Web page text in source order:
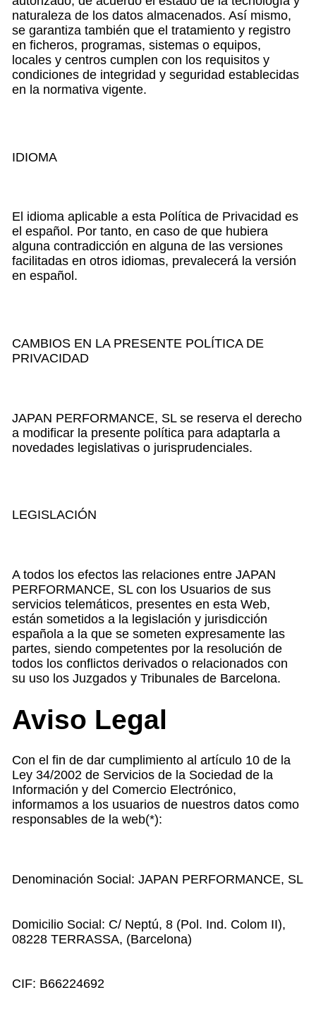
naturaleza de los datos almacenados. Así mismo,
se garantiza también que el tratamiento y registro
en ficheros, programas, sistemas o equipos,
locales y centros cumplen con los requisitos y
condiciones de integridad y seguridad establecidas
en la normativa vigente.
IDIOMA
El idioma aplicable a esta Política de Privacidad es
el español. Por tanto, en caso de que hubiera
alguna contradicción en alguna de las versiones
facilitadas en otros idiomas, prevalecerá la versión
en español.
CAMBIOS EN LA PRESENTE POLÍTICA DE
PRIVACIDAD
JAPAN PERFORMANCE, SL se reserva el derecho
a modificar la presente política para adaptarla a
novedades legislativas o jurisprudenciales.
LEGISLACIÓN
A todos los efectos las relaciones entre JAPAN
PERFORMANCE, SL con los Usuarios de sus
servicios telemáticos, presentes en esta Web,
están sometidos a la legislación y jurisdicción
española a la que se someten expresamente las
partes, siendo competentes por la resolución de
todos los conflictos derivados o relacionados con
su uso los Juzgados y Tribunales de Barcelona.
Aviso Legal
Con el fin de dar cumplimiento al artículo 10 de la
Ley 34/2002 de Servicios de la Sociedad de la
Información y del Comercio Electrónico,
informamos a los usuarios de nuestros datos como
responsables de la web(*):
Denominación Social: JAPAN PERFORMANCE, SL
Domicilio Social: C/ Neptú, 8 (Pol. Ind. Colom II),
08228 TERRASSA, (Barcelona)
CIF: B66224692